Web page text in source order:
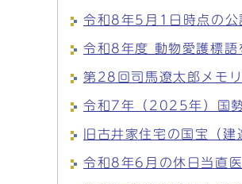
令和8年5月1日時点の公
令和8年度 動物愛護標語
第28回司馬遼太郎メモ
令和7年（2025年）国
旧古井家住宅の国宝（
令和8年6月の休日当直医